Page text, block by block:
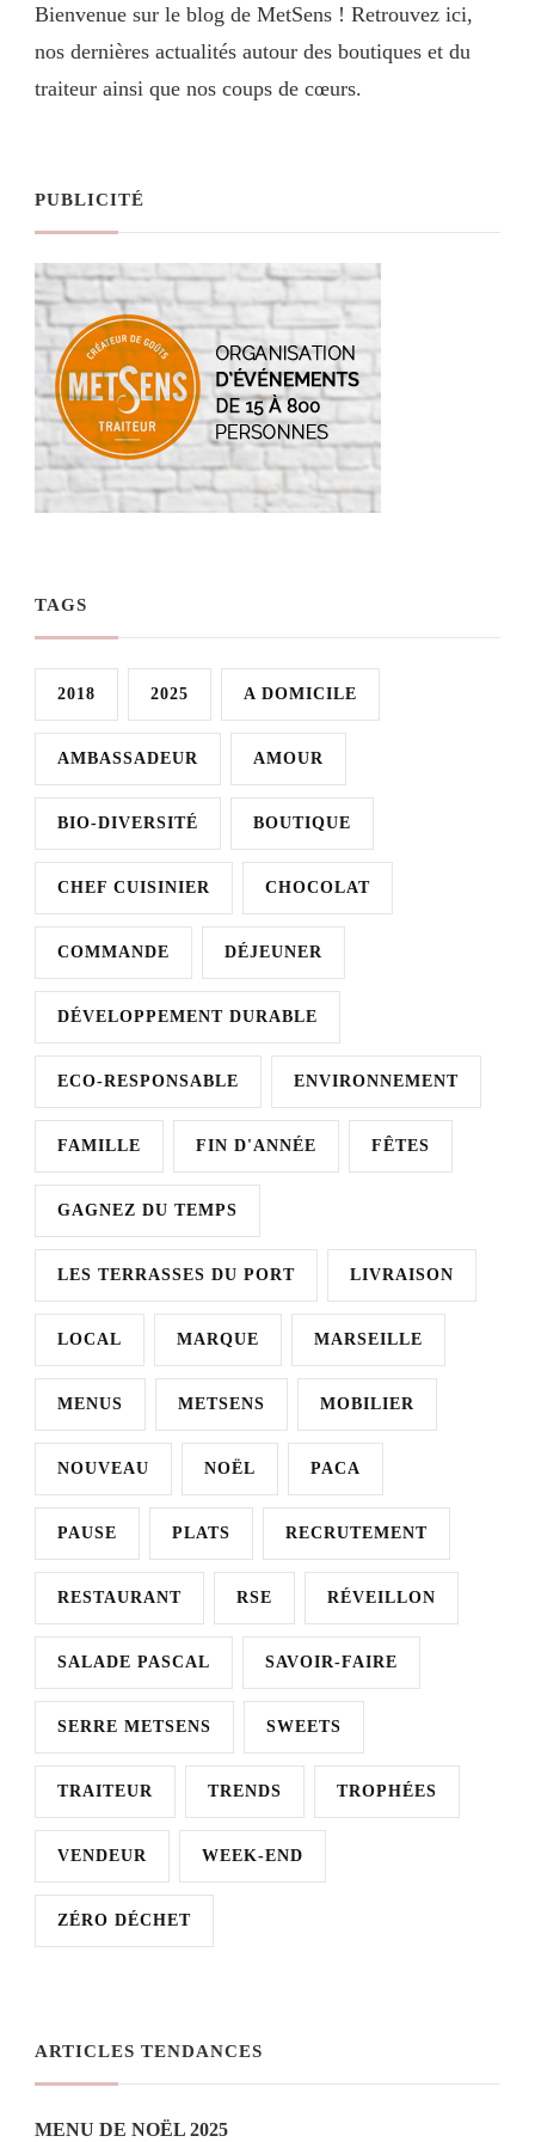
Bienvenue sur le blog de MetSens ! Retrouvez ici,
nos dernières actualités autour des boutiques et du
traiteur ainsi que nos coups de cœurs.
PUBLICITÉ
TAGS
2018 2025 A DOMICILE
AMBASSADEUR AMOUR
BIO-DIVERSITÉ BOUTIQUE
CHEF CUISINIER CHOCOLAT
COMMANDE DÉJEUNER
DÉVELOPPEMENT DURABLE
ECO-RESPONSABLE ENVIRONNEMENT
FAMILLE FIN D'ANNÉE FÊTES
GAGNEZ DU TEMPS
LES TERRASSES DU PORT LIVRAISON
LOCAL MARQUE MARSEILLE
MENUS METSENS MOBILIER
NOUVEAU NOËL PACA
PAUSE PLATS RECRUTEMENT
RESTAURANT RSE RÉVEILLON
SALADE PASCAL SAVOIR-FAIRE
SERRE METSENS SWEETS
TRAITEUR TRENDS TROPHÉES
VENDEUR WEEK-END
ZÉRO DÉCHET
ARTICLES TENDANCES
MENU DE NOËL 2025